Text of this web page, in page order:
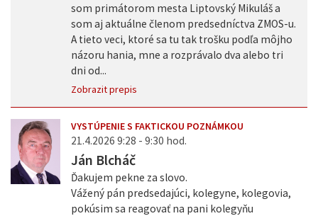
som primátorom mesta Liptovský Mikuláš a
som aj aktuálne členom predsedníctva ZMOS-u.
A tieto veci, ktoré sa tu tak trošku podľa môjho
názoru hania, mne a rozprávalo dva alebo tri
dni od...
Zobrazit prepis
VYSTÚPENIE S FAKTICKOU POZNÁMKOU
21.4.2026 9:28 - 9:30 hod.
Ján Blcháč
Ďakujem pekne za slovo.
Vážený pán predsedajúci, kolegyne, kolegovia,
pokúsim sa reagovať na pani kolegyňu